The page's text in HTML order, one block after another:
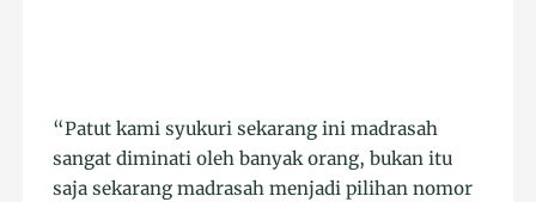
“Patut kami syukuri sekarang ini madrasah
sangat diminati oleh banyak orang, bukan itu
saja sekarang madrasah menjadi pilihan nomor